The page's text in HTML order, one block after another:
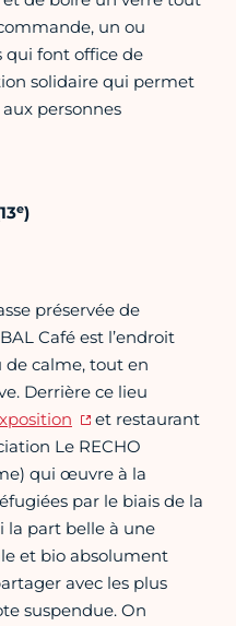
un ou
qui font office de
solidaire qui permet
personnes
e)
préservée de
Café est l’endroit
de calme, tout en
Derrière ce lieu
et restaurant
Le RECHO
qui œuvre à la
par le biais de la
la part belle à une
et bio absolument
avec les plus
suspendue. On